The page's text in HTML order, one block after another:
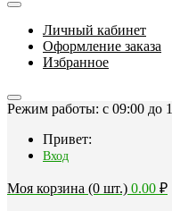
Личный кабинет
Оформление заказа
Избранное
Режим работы: c 09:00 до
Привет:
Вход
Моя корзина (0 шт.) 0.00 ₽